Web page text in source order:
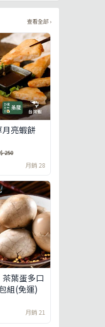
查看全部 ›
亮蝦餅
250
月銷 28
茶葉蛋多口
組(免運)
月銷 21